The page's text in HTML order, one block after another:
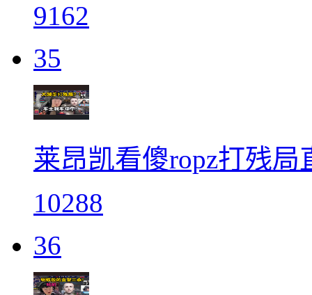
9162
35
莱昂凯看傻ropz打残
10288
36